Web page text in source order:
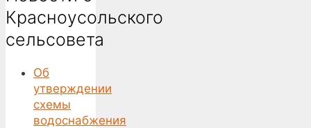
Красноусольского
сельсовета
Об
утверждении
схемы
водоснабжения